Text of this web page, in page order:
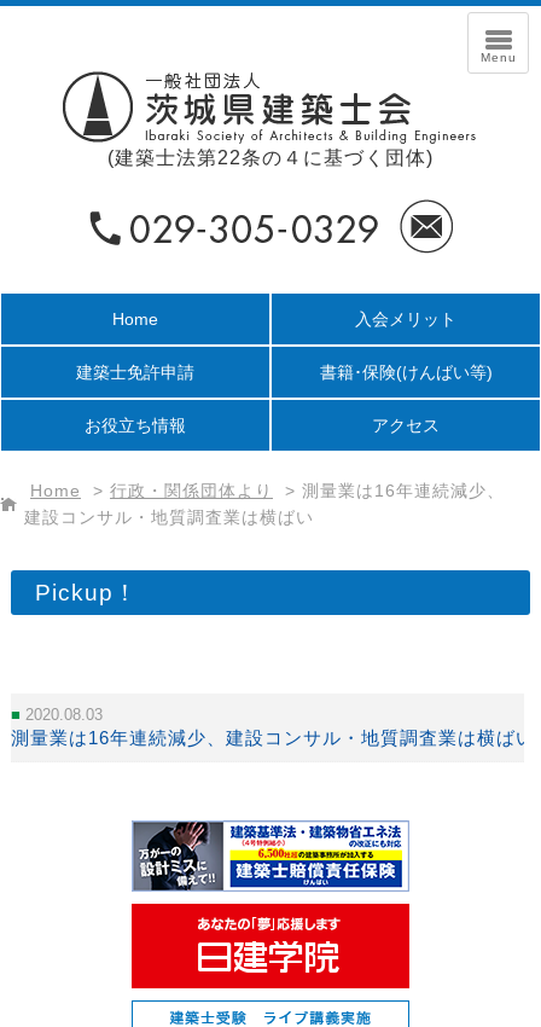
(建築士法第22条の４に基づく団体)
Home 入会メリット
建築士免許申請 書籍･保険(けんばい等)
お役立ち情報 アクセス
Home > 行政・関係団体より > 測量業は16年連続減少、
建設コンサル・地質調査業は横ばい
Pickup！
2020.08.03
測量業は16年連続減少、建設コンサル・地質調査業は横ばい